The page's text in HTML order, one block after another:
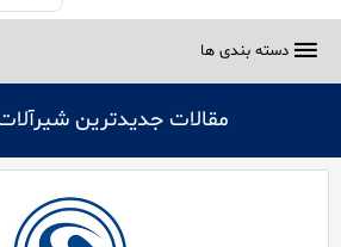
دسته بندی ها
مقالات جدیدترین